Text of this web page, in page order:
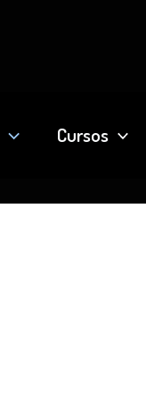
Cursos